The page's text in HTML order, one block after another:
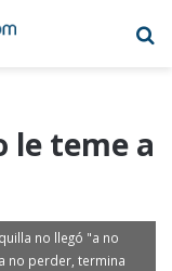
le teme a
no llegó "a no
no perder, termina